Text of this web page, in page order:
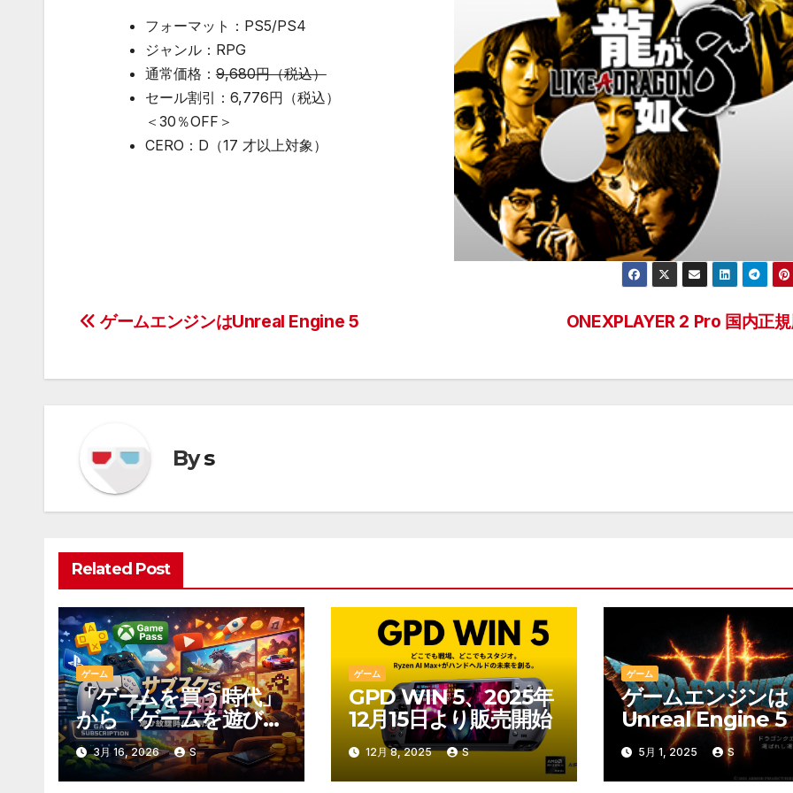
フォーマット：PS5/PS4
ジャンル：RPG
通常価格：9,680円（税込）
セール割引：6,776円（税込）
＜30％OFF＞
CERO：D（17 才以上対象）
投
ゲ
ー
シ
ョ
ン
ONEXPLAYER 2 Pro 国内正
ゲームエンジンはUnreal Engine 5
Bys
Related Post
ゲーム
「ゲームを買う時代」
から「ゲームを遊び続
ける時代」へ
3月 16, 2026 S
ゲーム
GPD WIN 5、2025年
12月15日より販売開始
12月 8, 2025 S
ゲーム
ゲームエンジンは
Unreal Engine 5
5月 1, 2025 S